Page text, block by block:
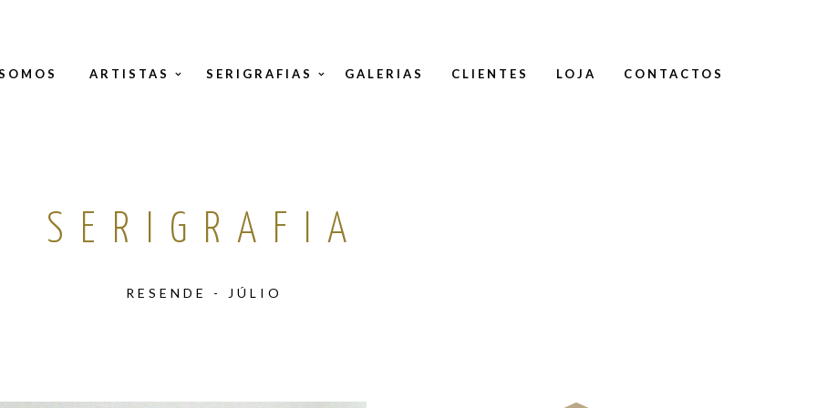
ARTISTAS SERIGRAFIAS GALERIAS CLIENTES LOJA CONTACTOS
SERIGRAFIA
RESENDE - JÚLIO